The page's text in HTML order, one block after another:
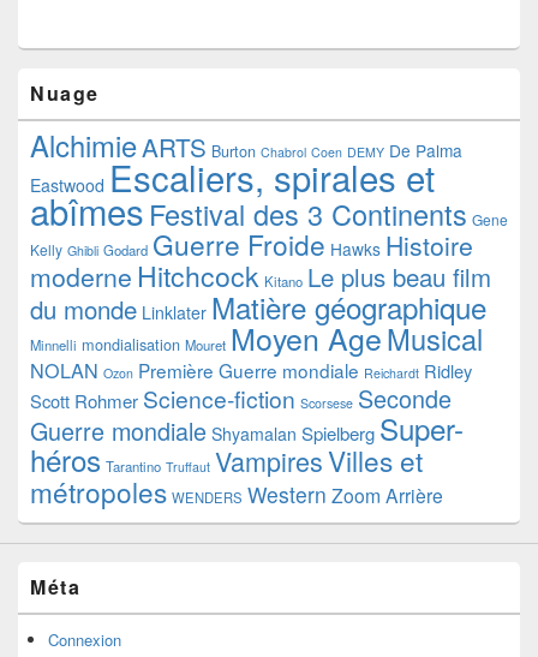
Nuage
AlchimieARTS Burton Chabrol Coen DEMY De Palma
Eastwood Escaliers, spirales et
abîmes Festival des 3 Continents Gene
Kelly Ghibli Godard Guerre Froide Hawks Histoire
moderne Hitchcock Kitano Le plus beau film
du monde Linklater Matière géographique
Minnelli mondialisation Mouret Moyen AgeMusical
NOLAN Ozon Première Guerre mondiale Reichardt Ridley
Scott Rohmer Science-fiction Scorsese Seconde
Guerre mondiale Shyamalan Spielberg Super-
héros Tarantino Truffaut VampiresVilles et
métropoles WENDERS Western Zoom Arrière
Méta
Connexion